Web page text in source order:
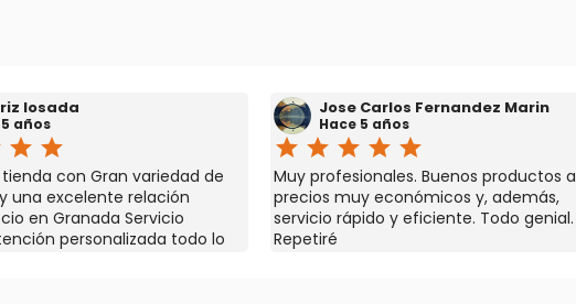
losada
años
star star
con Gran variedad de
una excelente relación
en Granada Servicio
personalizada todo lo
Jose Carlos Fernandez Marin
Hace 5 años
star star star star star
Muy profesionales. Buenos productos a
precios muy económicos y, además,
servicio rápido y eficiente. Todo genial.
Repetiré